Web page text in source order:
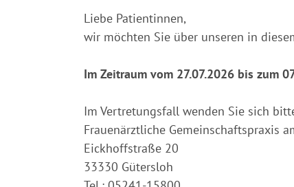
Liebe Patientinnen,
wir möchten Sie über unseren in
Im Zeitraum vom 27.07.2026 bis zum
Im Vertretungsfall wenden Sie sich
Frauenärztliche Gemeinschaftspraxis
Eickhoffstraße 20
33330 Gütersloh